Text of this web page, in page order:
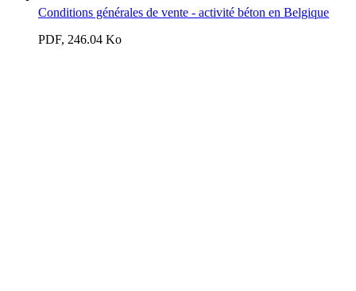
Conditions générales de vente - activité béton en Belgique
PDF, 246.04 Ko